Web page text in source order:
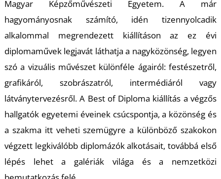
Magyar Képzőművészeti Egyetem. A már
hagyományosnak számító, idén tizennyolcadik
alkalommal megrendezett kiállításon az ez évi
diplomaművek legjavát láthatja a nagyközönség, legyen
szó a vizuális művészet különféle ágairól: festészetről,
grafikáról, szobrászatról, intermédiáról vagy
látványtervezésről. A Best of Diploma kiállítás a végzős
hallgatók egyetemi éveinek csúcspontja, a közönség és
a szakma itt veheti szemügyre a különböző szakokon
végzett legkiválóbb diplomázók alkotásait, továbbá első
lépés lehet a galériák világa és a nemzetközi